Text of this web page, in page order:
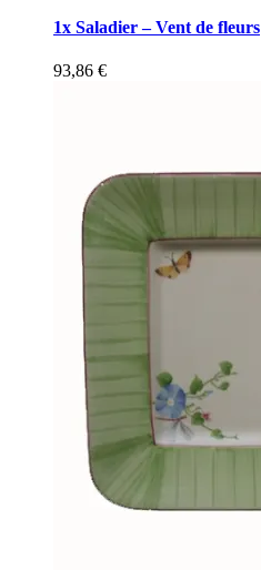
1x Saladier – Vent de fleurs
93,86 €